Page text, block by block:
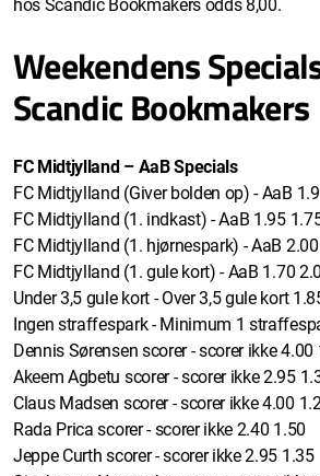
hos Scandic Bookmakers odds 8,00.
Weekendens
Scandic Bookmakers
FC Midtjylland – AaB Specials
FC Midtjylland (1. indkast) - AaB
FC Midtjylland (1. gule
Akeem Agbetu
Claus Madsen scorer -
Rada Prica scorer - scorer ikke 2.40 1.50
Jeppe Curth scorer - scorer ikke 2.95 1.35